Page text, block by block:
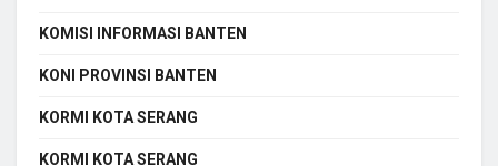
KOMISI INFORMASI BANTEN
KONI PROVINSI BANTEN
KORMI KOTA SERANG
KORMI KOTA SERANG